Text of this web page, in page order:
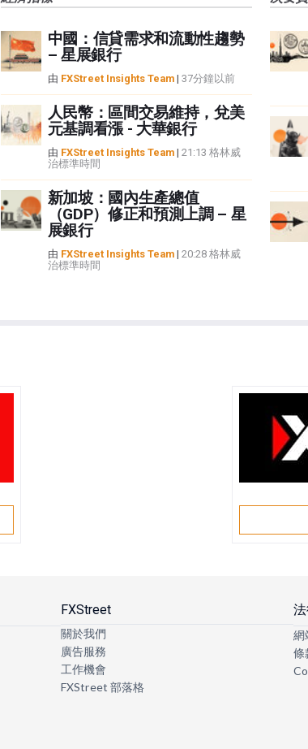
中國：信貸需求和流動性趨勢
– 星展銀行
由 FXStreet Insights Team| 37分鐘以前
人民幣：區間交易維持，兌美
元基調看漲 - 大華銀行
由 FXStreet Insights Team| 21:13 格林威
治標準時間
新加坡：國內生產總值
（GDP）修正和預測上調 – 星
展銀行
由 FXStreet Insights Team| 20:28 格林威
治標準時間
FXStreet
關於我們
廣告服務
工作機會
FXStreet 部落格
網
條